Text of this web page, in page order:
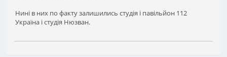
Нині в них по факту залишились студія і павільйон 112
Україна і студія Нюзван.